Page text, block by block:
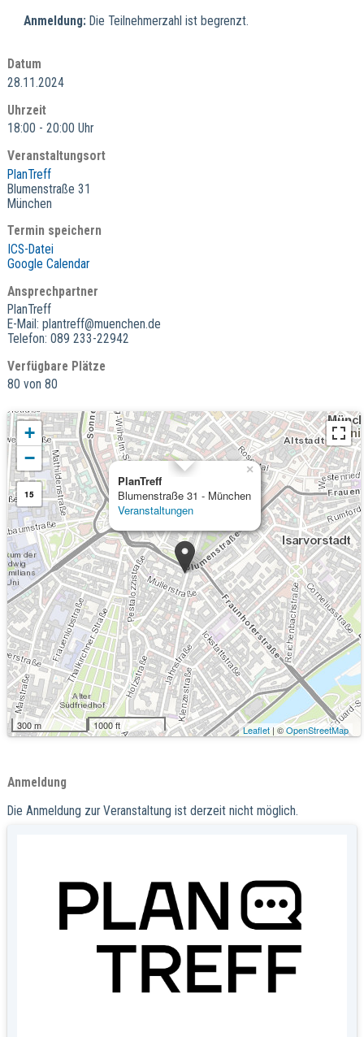
Anmeldung: Die Teilnehmerzahl ist begrenzt.
Datum
28.11.2024
Uhrzeit
18:00 - 20:00 Uhr
Veranstaltungsort
PlanTreff
Blumenstraße 31
München
Termin speichern
ICS-Datei
Google Calendar
Ansprechpartner
PlanTreff
E-Mail: plantreff@muenchen.de
Telefon: 089 233-22942
Verfügbare Plätze
80 von 80
PlanTreff
Blumenstraße 31 - München
Veranstaltungen
×
+
−
15
300 m 1000 ft Leaflet| ©OpenStreetMap
Anmeldung
Die Anmeldung zur Veranstaltung ist derzeit nicht möglich.